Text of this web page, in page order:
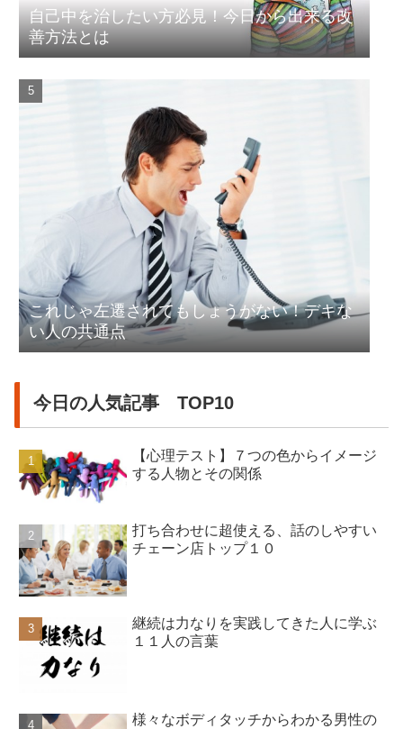
自己中を治したい方必見！今日から出来る改
善方法とは
これじゃ左遷されてもしょうがない！デキな
い人の共通点
今日の人気記事 TOP10
【心理テスト】７つの色からイメージ
する人物とその関係
打ち合わせに超使える、話のしやすい
チェーン店トップ１０
継続は力なりを実践してきた人に学ぶ
１１人の言葉
様々なボディタッチからわかる男性の